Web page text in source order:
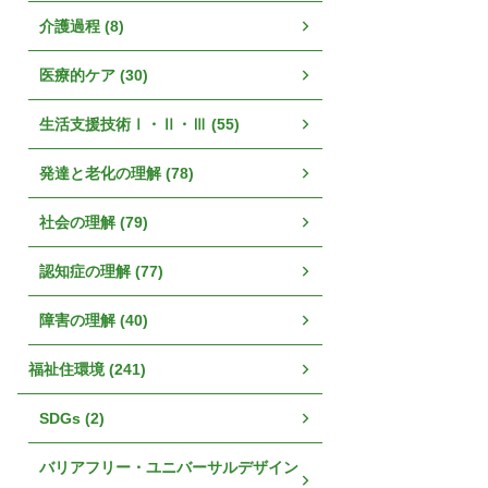
介護過程 (8)
医療的ケア (30)
生活支援技術Ⅰ・Ⅱ・Ⅲ (55)
発達と老化の理解 (78)
社会の理解 (79)
認知症の理解 (77)
障害の理解 (40)
福祉住環境 (241)
SDGs (2)
バリアフリー・ユニバーサルデザイン